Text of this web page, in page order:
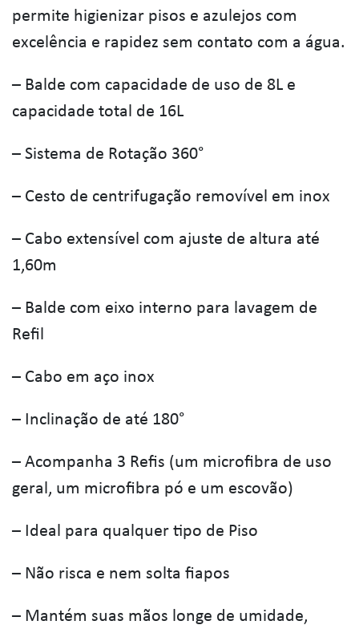
permite higienizar pisos e azulejos com
excelência e rapidez sem contato com a água.
– Balde com capacidade de uso de 8L e
capacidade total de 16L
– Sistema de Rotação 360°
– Cesto de centrifugação removível em inox
– Cabo extensível com ajuste de altura até
1,60m
– Balde com eixo interno para lavagem de
Refil
– Cabo em aço inox
– Inclinação de até 180°
– Acompanha 3 Refis (um microfibra de uso
geral, um microfibra pó e um escovão)
– Ideal para qualquer tipo de Piso
– Não risca e nem solta fiapos
– Mantém suas mãos longe de umidade,